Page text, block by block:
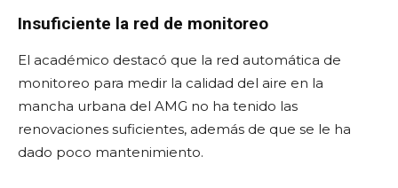
Insuficiente la red de monitoreo
El académico destacó que la red automática de
monitoreo para medir la calidad del aire en la
mancha urbana del AMG no ha tenido las
renovaciones suficientes, además de que se le ha
dado poco mantenimiento.